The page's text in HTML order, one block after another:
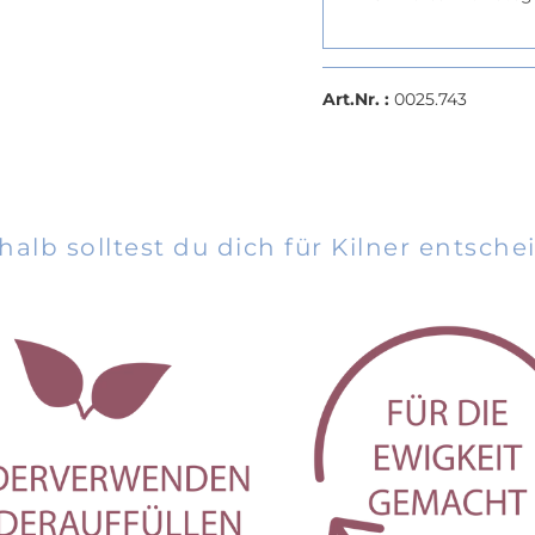
Art.Nr. : 0025.743
solltest du dich für Kilner